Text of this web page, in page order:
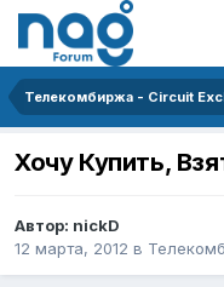
Телекомбиржа - Circuit
Хочу Купить,
Автор: nickD
12 марта, 2012 в